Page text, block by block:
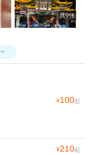
共9张

¥100起
¥210起